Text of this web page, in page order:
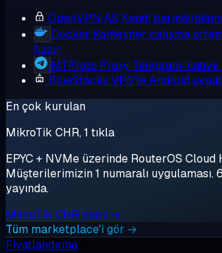
OpenVPN AS Kendi
Docker Konteyner çalışma
hazır
MTProto Proxy Telegram-native
BlueStacks VPS'te Android
En çok kurulan
MikroTik CHR, 1 tıkla
EPYC + NVMe üzerinde RouterOS Cloud
Müşterilerimizin 1 numaralı uygulaması.
yayında.
MikroTik CHR dağıt →
Tüm marketplace'i gör →
Fiyatlandırma